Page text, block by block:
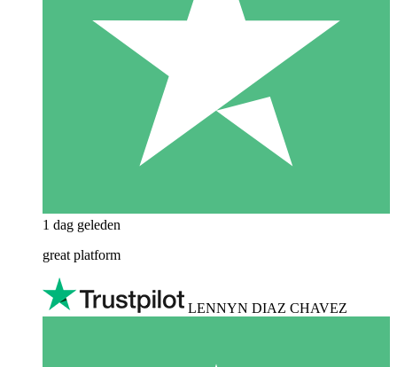
1 dag geleden
great platform
LENNYN DIAZ CHAVEZ